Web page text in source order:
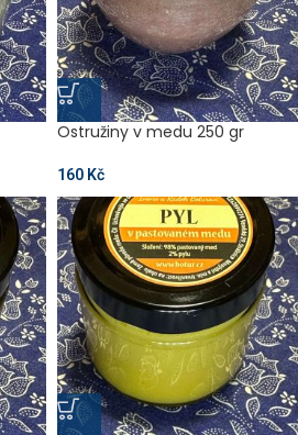
Ostružiny v medu 250 gr
160 Kč